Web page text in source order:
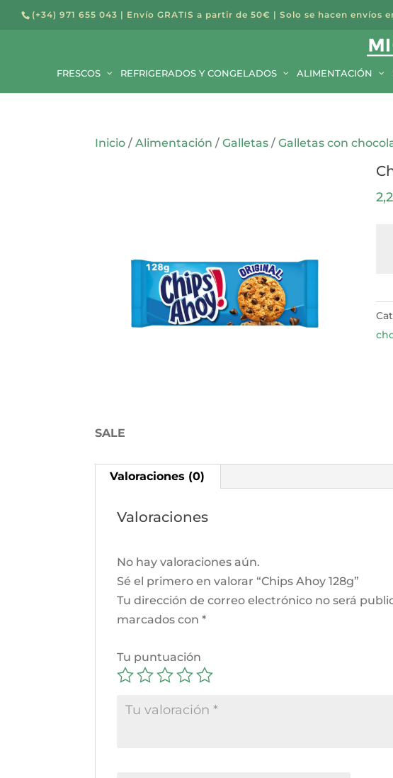
(+34) 971 655 043 | Envío GRATIS a partir de 50€ | Solo se hacen envíos
FRESCOS REFRIGERADOS Y CONGELADOS ALIMENTACIÓN
productos
Inicio /Alimentación /Galletas /Galletas con
SALE
Valoraciones (0)
Valoraciones
No hay valoraciones aún.
Sé el primero en valorar “Chips Ahoy 128g”
Tu dirección de correo electrónico no será
marcados con*
Tu puntuación